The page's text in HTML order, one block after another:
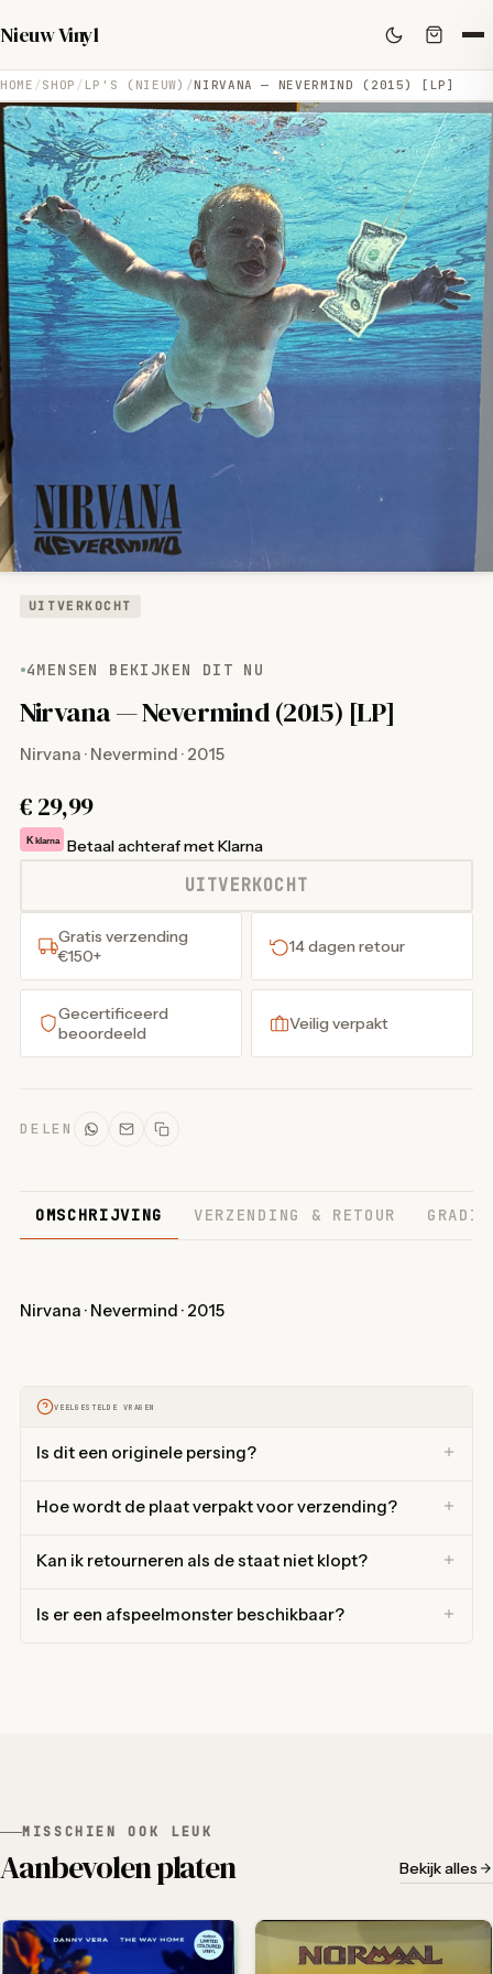
Nieuw Vinyl
HOME SHOP LP'S (NIEUW) NIRVANA — NEVERMIND (2015) [LP]
UITVERKOCHT
4MENSEN BEKIJKEN DIT NU
Nirvana — Nevermind (2015) [LP]
Nirvana · Nevermind · 2015
€ 29,99
K klarna Betaal achteraf met Klarna
UITVERKOCHT
Gratis verzending
€150+
14 dagen retour
Gecertificeerd
beoordeeld
Veilig verpakt
DELEN
OMSCHRIJVING VERZENDING & RETOUR
Nirvana · Nevermind · 2015
VEELGESTELDE VRAGEN
Is dit een originele persing?
Hoe wordt de plaat verpakt voor verzending?
Kan ik retourneren als de staat niet klopt?
Is er een afspeelmonster beschikbaar?
MISSCHIEN OOK LEUK
Aanbevolen platen Bekijk alles